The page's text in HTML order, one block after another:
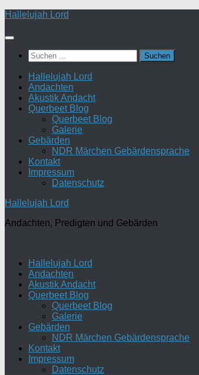
Zum
springen
Hallelujah Lord
Suchen
nach:
Hallelujah Lord
Andachten
Akustik Andacht
Querbeet Blog
Querbeet Blog
Galerie
Gebärden
NDR Märchen Gebärdensprache
Kontakt
Impressum
Datenschutz
Hallelujah Lord
Andachten, Predigten und Gebärden
Hallelujah Lord
Andachten
Akustik Andacht
Querbeet Blog
Querbeet Blog
Galerie
Gebärden
NDR Märchen Gebärdensprache
Kontakt
Impressum
Datenschutz